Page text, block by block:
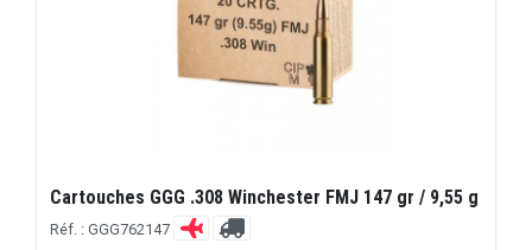
Cartouches GGG .308 Winchester FMJ 147 gr / 9,55 g
Réf. : GGG762147